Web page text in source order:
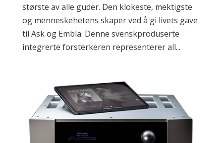
største av alle guder. Den klokeste, mektigste
og menneskehetens skaper ved å gi livets gave
til Ask og Embla. Denne svenskproduserte
integrerte forsterkeren representerer all...